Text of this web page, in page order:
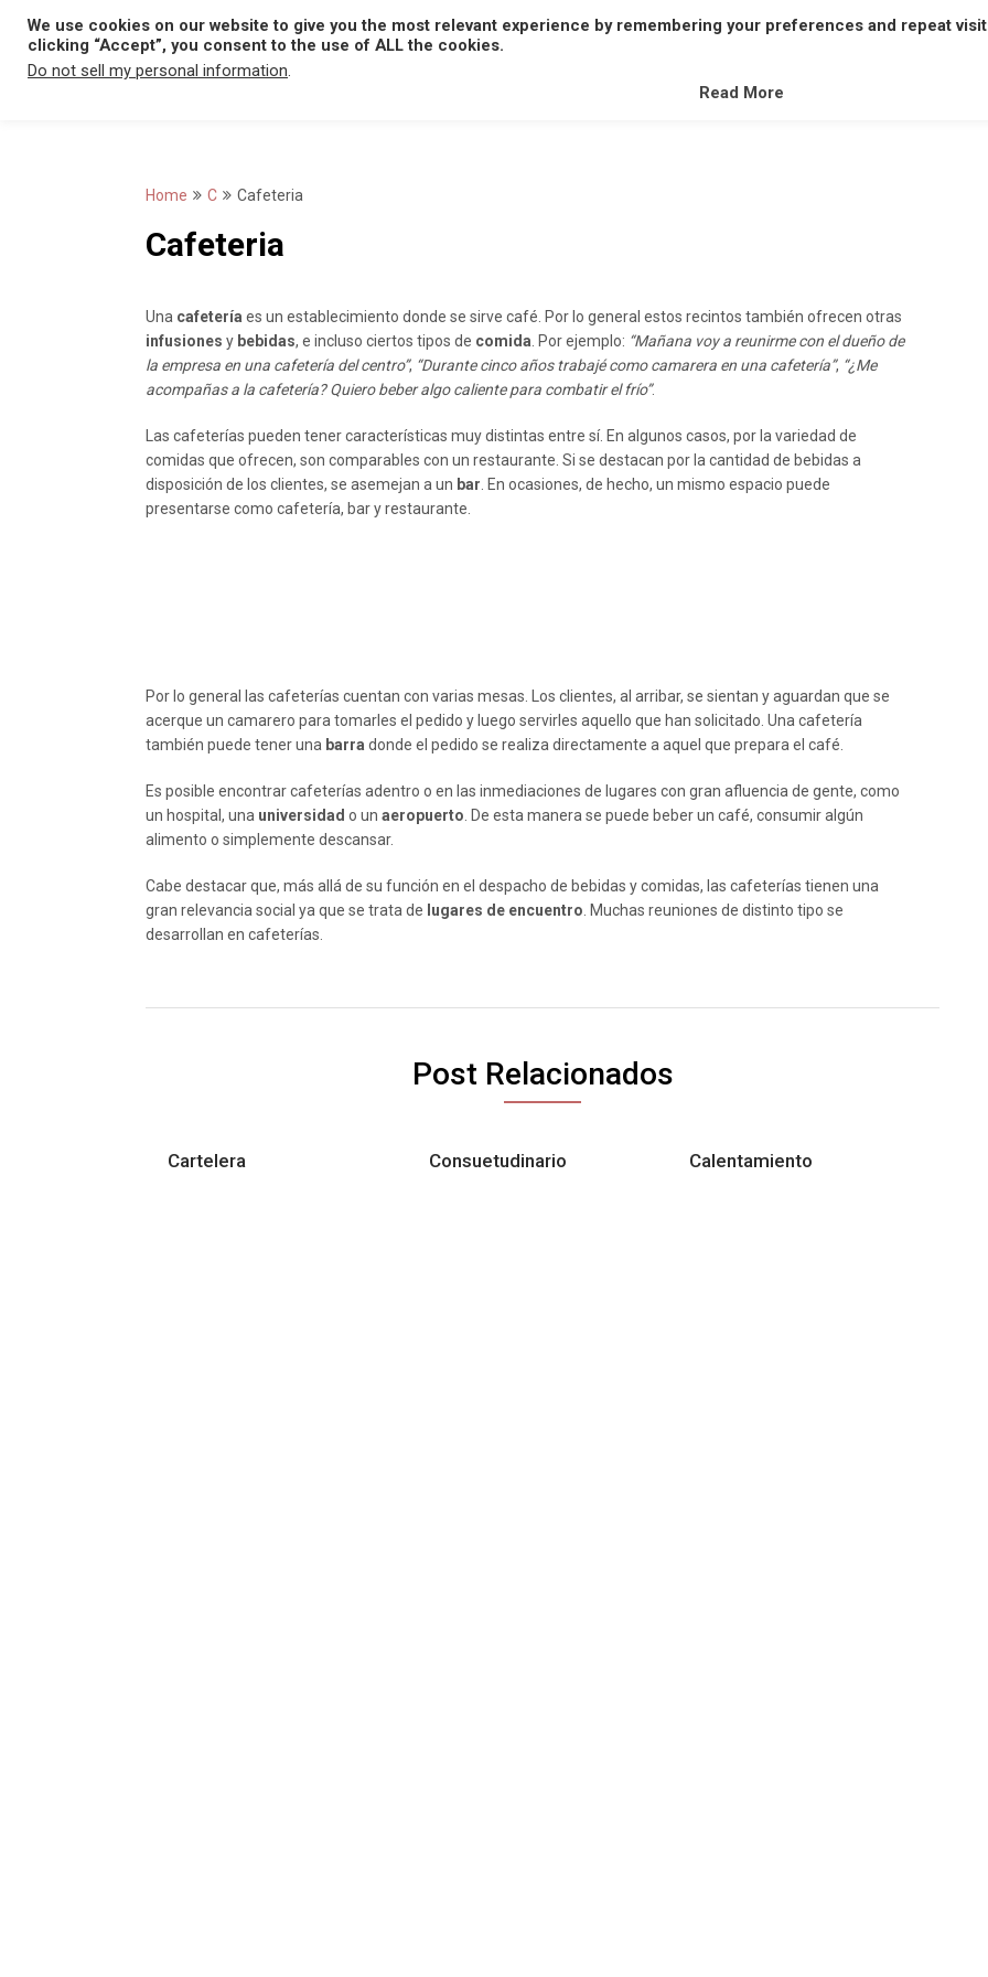
content
A B C D E F G H I J K L M
Home C Cafeteria
Cafeteria
Una cafetería es un establecimiento donde se sirve café. Por lo general estos recintos también ofrecen otras
infusiones y bebidas, e incluso ciertos tipos de comida . Por ejemplo: “Mañana voy a reunirme con el dueño de
la empresa en una cafetería del centro”, “Durante cinco años trabajé como camarera en una cafetería”, “¿Me
acompañas a la cafetería? Quiero beber algo caliente para combatir el frío”.
Las cafeterías pueden tener características muy distintas entre sí. En algunos casos, por la variedad de
comidas que ofrecen, son comparables con un restaurante. Si se destacan por la cantidad de bebidas a
disposición de los clientes, se asemejan a un bar . En ocasiones, de hecho, un mismo espacio puede
presentarse como cafetería, bar y restaurante.
Por lo general las cafeterías cuentan con varias mesas. Los clientes, al arribar, se sientan y aguardan que se
acerque un camarero para tomarles el pedido y luego servirles aquello que han solicitado. Una cafetería
también puede tener una barra donde el pedido se realiza directamente a aquel que prepara el café.
Es posible encontrar cafeterías adentro o en las inmediaciones de lugares con gran afluencia de gente, como
un hospital, una universidad o un aeropuerto . De esta manera se puede beber un café, consumir algún
alimento o simplemente descansar.
Cabe destacar que, más allá de su función en el despacho de bebidas y comidas, las cafeterías tienen una
gran relevancia social ya que se trata de lugares de encuentro . Muchas reuniones de distinto tipo se
desarrollan en cafeterías.
Post Relacionados
Cartelera Consuetudinario Calentamiento
We use cookies on our website to give you the most relevant experience by remembering your preferences and repeat
clicking “Accept”, you consent to the use of ALL the cookies.
Do not sell my personal information.
Read More